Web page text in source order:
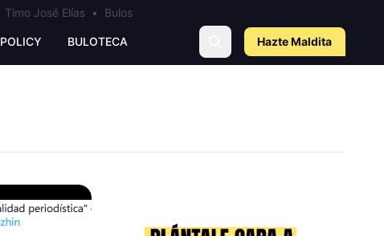
Timo José Elías • Bulos
POLICY BULOTECA Hazte Maldita